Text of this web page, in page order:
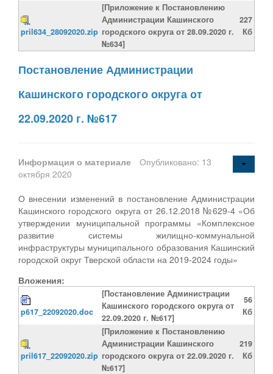
pril634_28092020.zip
[Приложение к Постановлению
Администрации Кашинского
городского округа от 28.09.2020 г.
№634]
227
Кб
Постановление Администрации
Кашинского городского округа от
22.09.2020 г. №617
Информация о материале
Опубликовано: 13
октября 2020
О внесении изменений в постановление Администрации
Кашинского городского округа от 26.12.2018 №629-4 «Об
утверждении муниципальной программы «Комплексное
развитие системы жилищно-коммунальной
инфраструктуры муниципального образования Кашинский
городской округ Тверской области на 2019-2024 годы»
Вложения:
p617_22092020.doc
[Постановление Администрации
Кашинского городского округа от
22.09.2020 г. №617]
56
Кб
pril617_22092020.zip
[Приложение к Постановлению
Администрации Кашинского
городского округа от 22.09.2020 г.
№617]
219
Кб